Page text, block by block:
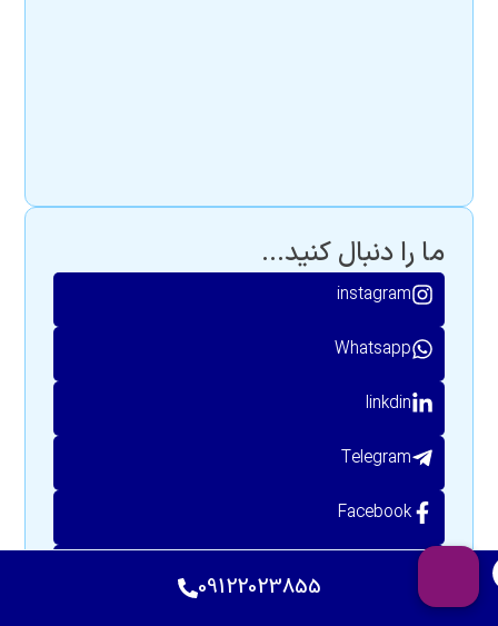
ما را دنبال کنید...
instagram
Whatsapp
linkdin
Telegram
Facebook
09122023855